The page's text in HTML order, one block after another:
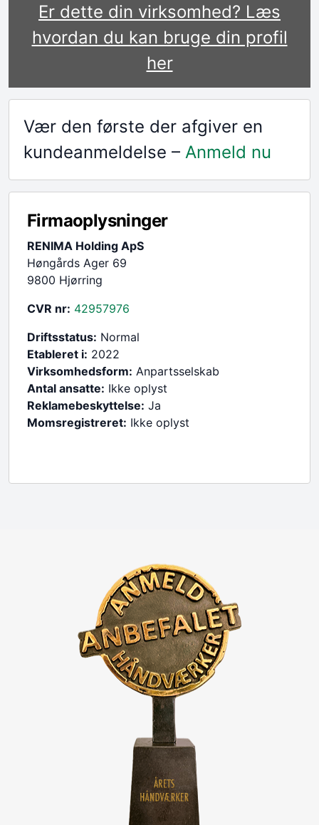
Er dette din virksomhed? Læs
hvordan du kan bruge din profil
her
Vær den første der afgiver en
kundeanmeldelse – Anmeld nu
Firmaoplysninger
RENIMA Holding ApS
Høngårds Ager 69
9800 Hjørring
CVR nr: 42957976
Driftsstatus: Normal
Etableret i: 2022
Virksomhedsform: Anpartsselskab
Antal ansatte: Ikke oplyst
Reklamebeskyttelse: Ja
Momsregistreret: Ikke oplyst